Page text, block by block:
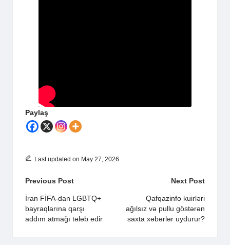
Paylaş
Last updated on May 27, 2026
Post
navigation
Previous Post
İran FİFA-dan LGBTQ+
bayraqlarına qarşı
addım atmağı tələb edir
Next Post
Qafqazinfo kuirləri
ağılsız və pullu göstərən
saxta xəbərlər uydurur?